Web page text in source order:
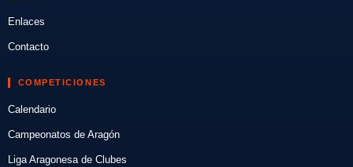
Enlaces
Contacto
COMPETICIONES
Calendario
Campeonatos de Aragón
Liga Aragonesa de Clubes